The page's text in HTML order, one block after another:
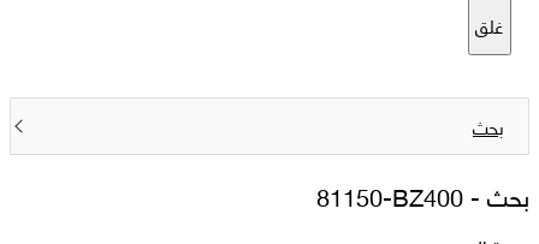
غلق
بحث
بحث -81150-BZ400